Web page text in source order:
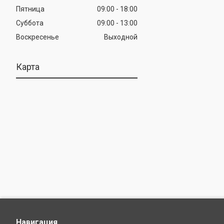
Пятница
09:00
18:00
Суббота
09:00
13:00
Воскресенье
Выходной
Карта